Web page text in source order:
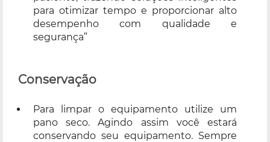
para otimizar tempo e proporcionar alto
desempenho com qualidade e
segurança”
Conservação
Para limpar o equipamento utilize um
pano seco. Agindo assim você estará
conservando seu equipamento. Sempre